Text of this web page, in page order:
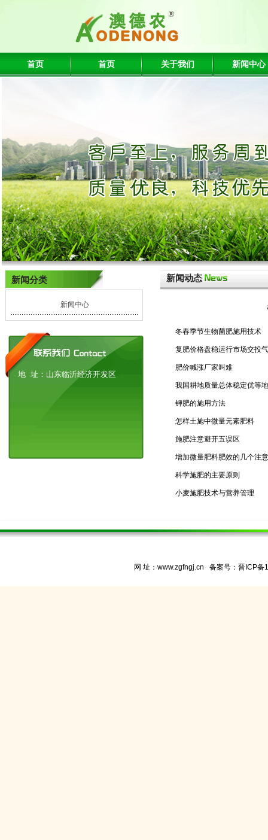
首页 首页 关于我们 新闻中心
新闻分类
新闻中心
地 址：山东临沂经济开发区
新闻动态
冬春季节生物菌肥施用技术
复肥价格盘稳运行市场交投
肥价喊涨厂家叫难
我国耕地质量总体稳定优等
钾肥的施用方法
怎样土施中微量元素肥料
施肥注意避开五误区
增加微量肥料肥效的几个注
科学施肥的主要原则
小麦施肥技术与营养管理
网 址：www.zgfngj.cn 备案号： 晋ICP备